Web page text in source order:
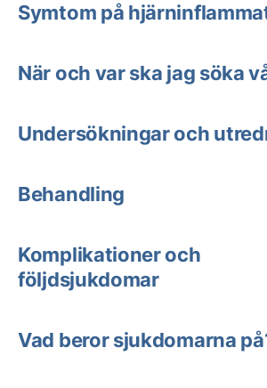
Symtom på
När och var ska jag söka
Undersökningar och
Behandling
Komplikationer och
följdsjukdomar
Vad beror sjukdomarna